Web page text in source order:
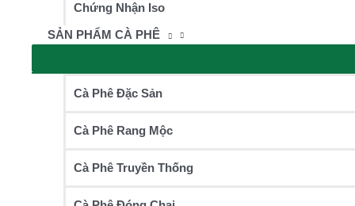
Chứng Nhận Iso
SẢN PHẨM CÀ PHÊ
Cà Phê Đặc Sản
Cà Phê Rang Mộc
Cà Phê Truyền Thống